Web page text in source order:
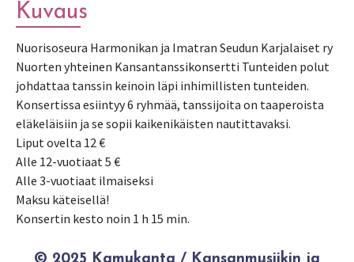
Kuvaus
Nuorisoseura Harmonikan ja Imatran Seudun Karjalaiset ry
Nuorten yhteinen Kansantanssikonsertti Tunteiden polut
johdattaa tanssin keinoin läpi inhimillisten tunteiden.
Konsertissa esiintyy 6 ryhmää, tanssijoita on taaperoista
eläkeläisiin ja se sopii kaikenikäisten nautittavaksi.
Liput ovelta 12 €
Alle 12-vuotiaat 5 €
Alle 3-vuotiaat ilmaiseksi
Maksu käteisellä!
Konsertin kesto noin 1 h 15 min.